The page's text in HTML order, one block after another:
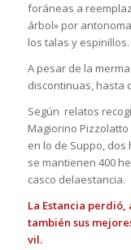
foráneas a
árbol» por
los talas y espinillos.
A pesar de la
discontinuas, hasta
Según relatos
Magiorino
en lo de Suppo, dos
se mantienen 400
casco delaestancia.
La Estancia perdió,
también sus
vil.